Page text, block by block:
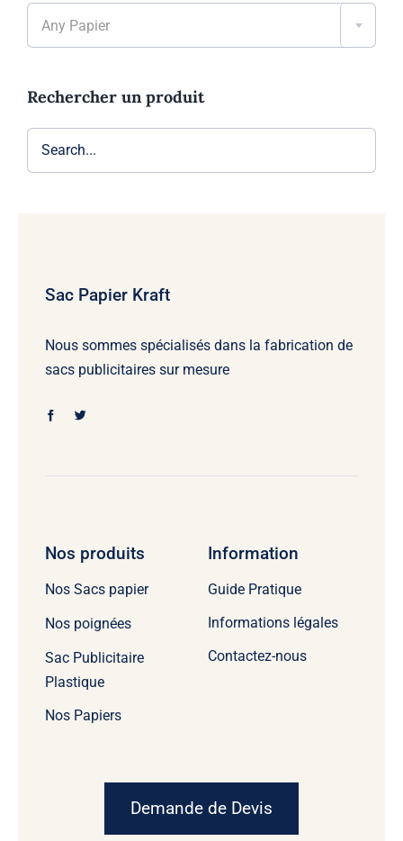
Any Papier
Rechercher un produit
Sac Papier Kraft
Nous sommes spécialisés dans la fabrication de
sacs publicitaires sur mesure
Nos produits
Nos Sacs papier
Nos poignées
Sac Publicitaire
Plastique
Nos Papiers
Information
Guide Pratique
Informations légales
Contactez-nous
Demande de Devis